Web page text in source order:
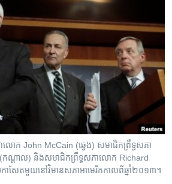
លោក John McCain (ឆ្វេង) សមាជិក​ព្រឹទ្ធសភា​
ណ្តាល) និងសមាជិក​ព្រឹទ្ធសភា​លោក Richard
ាសែត​មួយ​នៅ​វិមាន​សភា​អាមេរិក​កាល​ពី​​ឆ្នាំ​២០១៣។